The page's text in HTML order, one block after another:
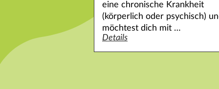
eine chronische Krankheit
(körperlich oder psychisch)
möchtest dich mit …
Details
zum Angebot Häkeln für